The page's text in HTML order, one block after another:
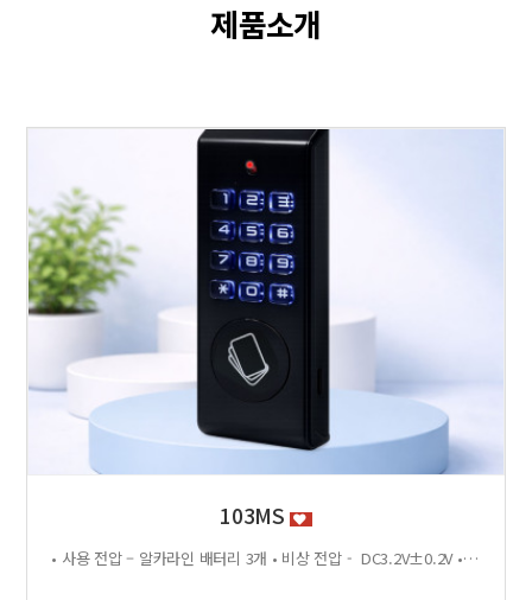
제품소개
103MS
• 사용 전압 – 알카라인 배터리 3개 • 비상 전압 - DC3.2V±0.2V • 전력 소비량 – 정전류 : ≤30μA 동작전류 : ≤150 MA • 사용 환경 – 온도 : 0℃ ~ +70℃ 습도 : RH 20% ~ RH95%RH 사용방법 < 잠금방법 > - 비밀번호 4자리 숫자를 입력하면 문이 자동으로 잠깁니다. < 찾는방법> - 입력했던 비밀번호 4자리 숫자를 누르면 자동으로 문이 열립니다. - 비밀번호를 잊었을 경우 마스터키 사용 가능 특징 - 마스터키 10개까지 등록가능 - 버튼 백라이트 - 배터리 방전 시 외부전원 공급기 사용가능 - 자동/수동 잠금 설정 가능 - 마스터 비밀번호 설정 가능 - 무음모드 가능 - 13.56MHZ